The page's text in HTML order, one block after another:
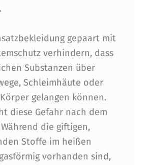
gepaart mit
verhindern, dass
Substanzen über
Schleimhäute oder
gelangen können.
diese Gefahr nach dem
Während die giftigen,
Stoffe im heißen
vorhanden sind,